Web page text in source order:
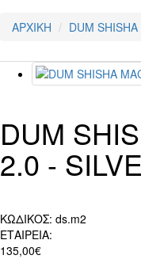
ΑΡΧΙΚΗ DUM
DUM
2.0 -
ΚΩΔΙΚΟΣ: ds.m2
ΕΤΑΙΡΕΙΑ:
135,00€